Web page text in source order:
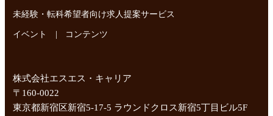
未経験・転科希望者向け求人提案サービス
イベント | コンテンツ
株式会社エスエス・キャリア
〒160-0022
東京都新宿区新宿5-17-5 ラウンドクロス新宿5丁目ビル5F